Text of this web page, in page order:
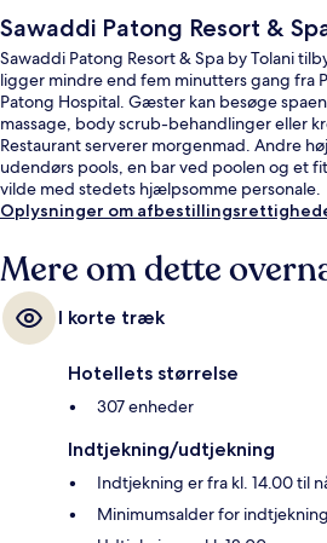
Sawaddi Patong Resort &
Sawaddi Patong Resort & Spa by Tolani
ligger mindre end fem minutters gang fra
Patong Hospital. Gæster kan besøge
massage, body scrub-behandlinger eller
Restaurant serverer morgenmad. Andre
udendørs pools, en bar ved poolen og et
vilde med stedets hjælpsomme personale.
Oplysninger om
Mere om dette
I korte træk
Hotellets størrelse
307 enheder
Indtjekning/udtjekning
Indtjekning er fra kl. 14.00 til
Minimumsalder for